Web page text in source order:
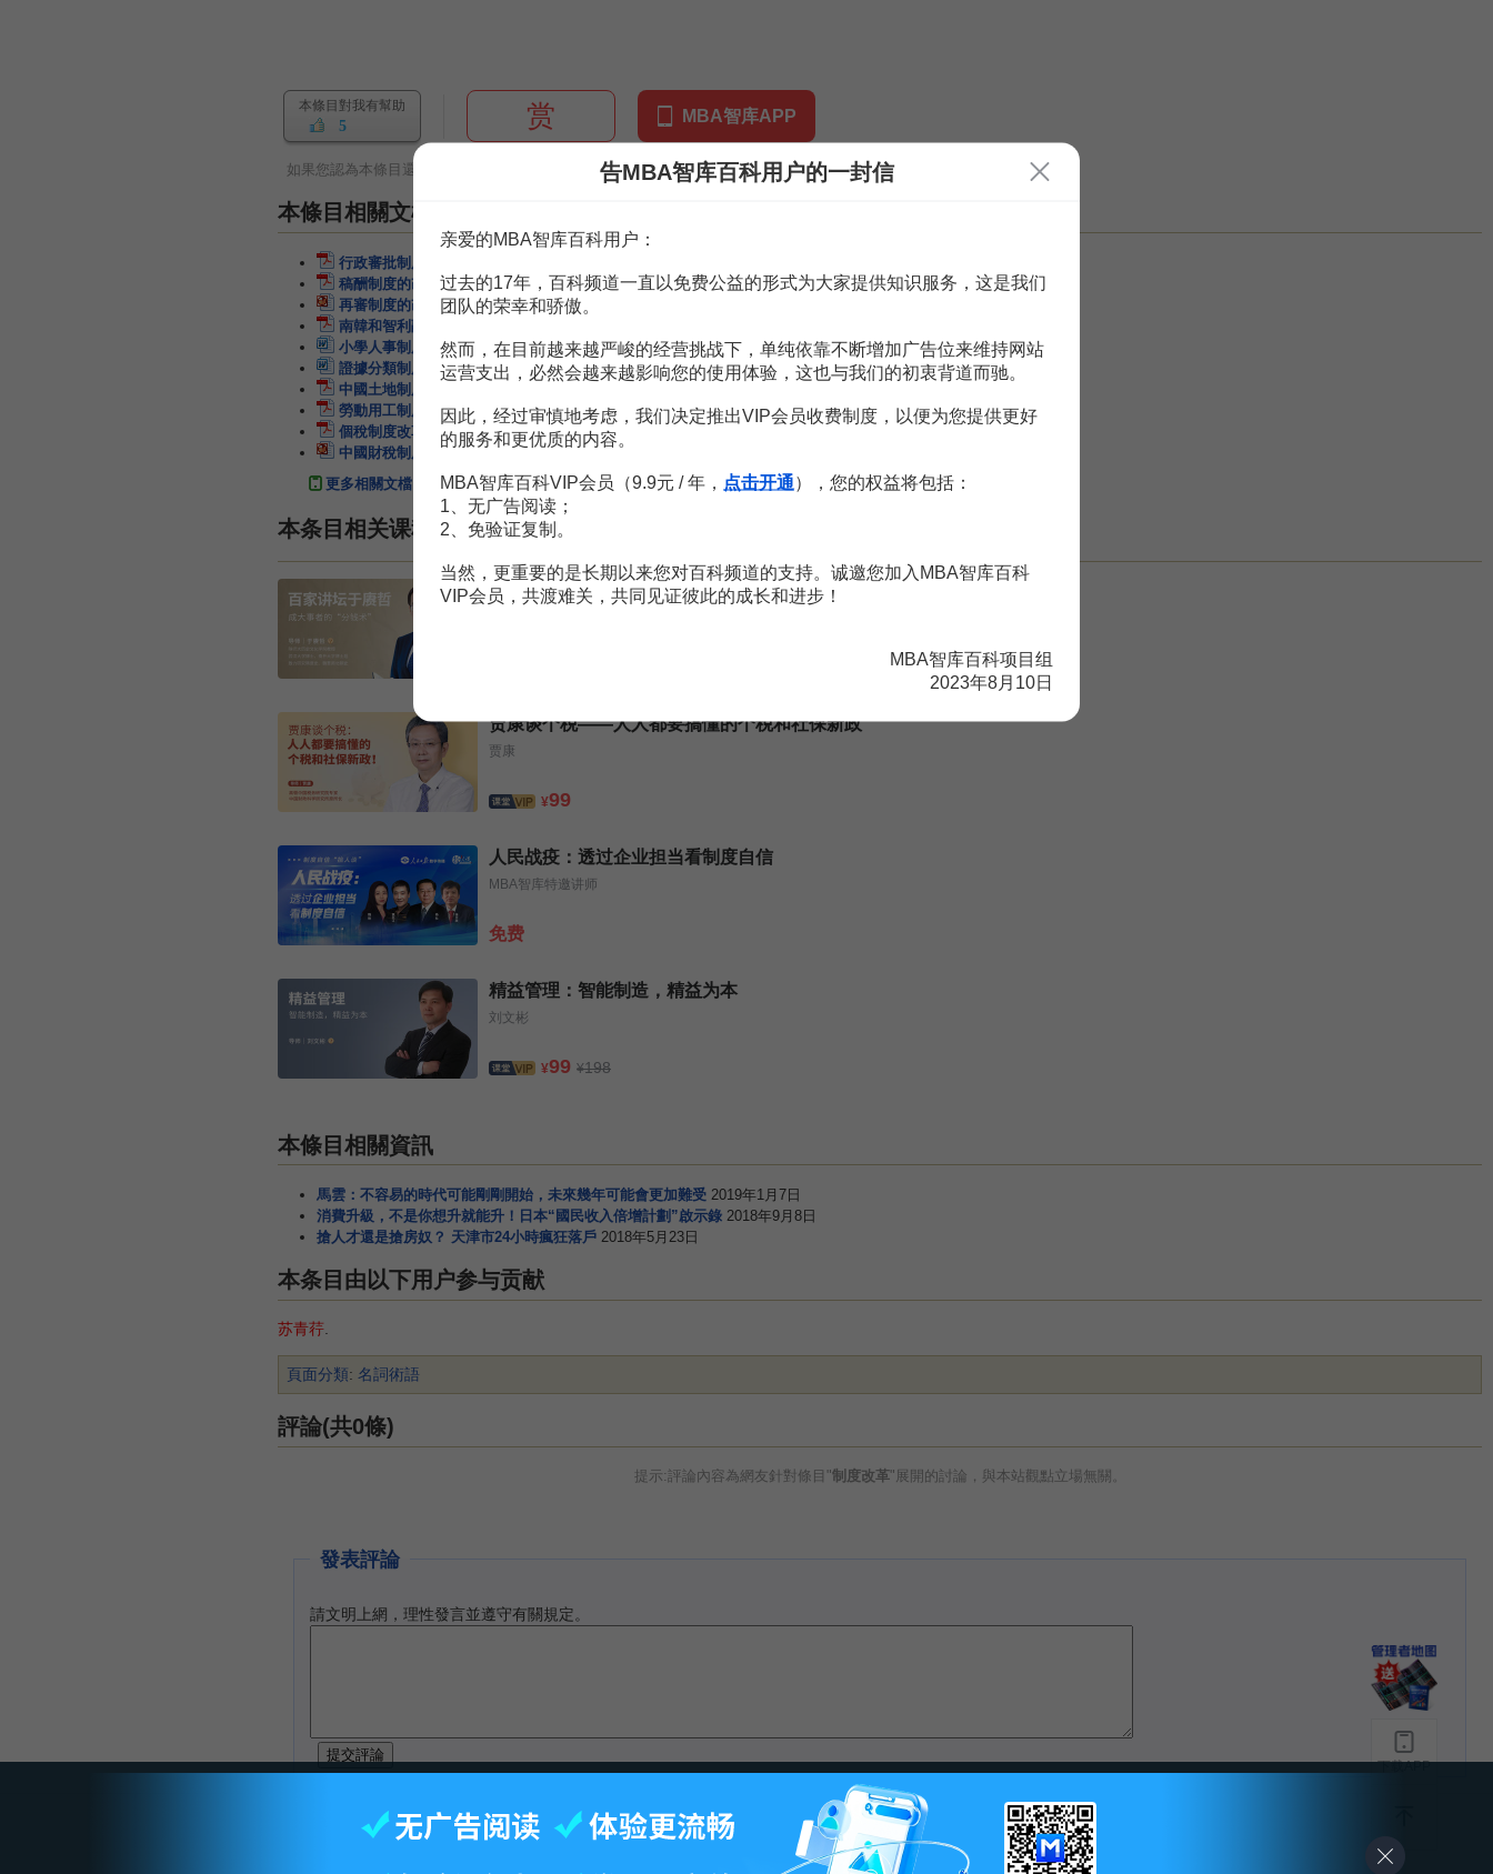
本條目對我有幫助
5 赏 MBA智库APP
如果您認為本條目還有待完善，需要補充新內容或修改錯誤內容，請編輯條目或投訴舉報。
本條目相關文檔
行政審批制度改革與立法改革
稿酬制度的改革
2頁
再審制度的改革
19頁
南韓和智利融資制度改革對中國融資制度改革的啟示
小學人事制度改革制度
3頁
證據分類制度及其改革 11頁
中國土地制度改革論要
勞動用工制度如何改革
3頁
個稅制度改革之我見 2頁
中國財稅制度改革 35頁
更多相關文檔
本条目相关课程
百家讲坛于赓哲：成大事者的“分钱术”
贾康谈个税——人人都要搞懂的个税和社保新政
贾康
¥99
人民战疫：透过企业担当看制度自信
MBA智库特邀讲师
免费
精益管理：智能制造，精益为本
刘文彬
¥99 ¥198
本條目相關資訊
馬雲：不容易的時代可能剛剛開始，未來幾年可能會更加難受 2019年1月7日
消費升級，不是你想升就能升！日本“國民收入倍增計劃”啟示錄 2018年9月8日
搶人才還是搶房奴？ 天津市24小時瘋狂落戶 2018年5月23日
本条目由以下用户参与贡献
苏青荇
頁面分類: 名詞術語
評論(共0條)
提示:評論內容為網友針對條目"制度改革"展開的討論，與本站觀點立場無關。
發表評論
請文明上網，理性發言並遵守有關規定。
下载APP
告MBA智库百科用户的一封信
亲爱的MBA智库百科用户：
过去的17年，百科频道一直以免费公益的形式为大家提供知识服务，这是我们
团队的荣幸和骄傲。
然而，在目前越来越严峻的经营挑战下，单纯依靠不断增加广告位来维持网站
运营支出，必然会越来越影响您的使用体验，这也与我们的初衷背道而驰。
因此，经过审慎地考虑，我们决定推出VIP会员收费制度，以便为您提供更好
的服务和更优质的内容。
MBA智库百科VIP会员（9.9元 / 年， 点击开通），您的权益将包括：
1、无广告阅读；
2、免验证复制。
当然，更重要的是长期以来您对百科频道的支持。诚邀您加入MBA智库百科
VIP会员，共渡难关，共同见证彼此的成长和进步！
MBA智库百科项目组
2023年8月10日
最後更改11:14, 2016年7月1日.
智库首页 百科首页 关于百科 客户端 人才招聘 广告合作- 权利通知-联系我们-免责声明 友情链接